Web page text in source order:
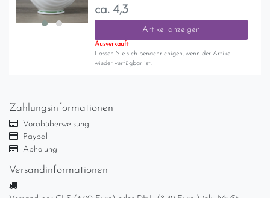
ca. 4,3
Artikel anzeigen
Ausverkauft
Lassen Sie sich benachrichigen, wenn der Artikel
wieder verfügbar ist.
Zahlungsinformationen
Vorabüberweisung
Paypal
Abholung
Versandinformationen